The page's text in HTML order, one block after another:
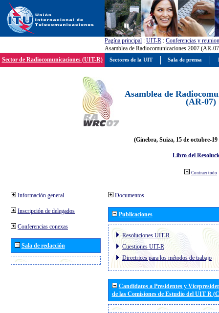
Pagína principal : UIT-R : Conferencias y
Asamblea de Radiocomunicaciones 2007 (AR-
Sector de Radiocomunicaciones (UIT-R)
Asamblea de
(AR-07)
(Ginebra, Suiza, 15 de octubre-19
Libro del
Contraer todo
Información general
Inscripción de delegados
Conferencias conexas
Sala de redacción
Documentos
Publicaciones
Resoluciones UIT-R
Cuestiones UIT-R
Directrices para los métodos de trabajo
Candidatos a Presidentes y
de las Comisiones de Estudio del UIT R
Sectores de la UIT Sala de prensa